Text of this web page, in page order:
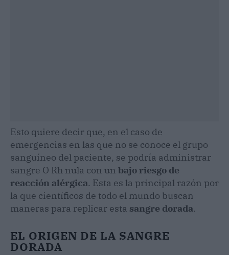
Esto quiere decir que, en el caso de
emergencias en las que no se conoce el grupo
sanguíneo del paciente, se podría administrar
sangre O Rh nula con un bajo riesgo de
reacción alérgica. Esta es la principal razón por
la que científicos de todo el mundo buscan
maneras para replicar esta sangre dorada.
EL ORIGEN DE LA SANGRE
DORADA